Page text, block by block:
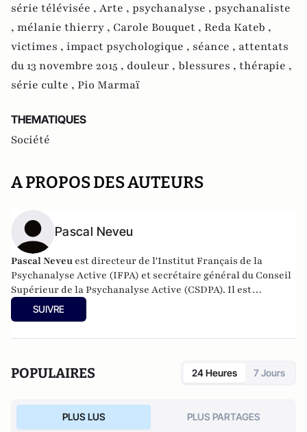
série télévisée , Arte , psychanalyse , psychanaliste
, mélanie thierry , Carole Bouquet , Reda Kateb ,
victimes , impact psychologique , séance , attentats
du 13 novembre 2015 , douleur , blessures , thérapie ,
série culte , Pio Marmaï
THEMATIQUES
Société
A PROPOS DES AUTEURS
Pascal Neveu
Pascal Neveu est directeur de l'Institut Français de la
Psychanalyse Active (IFPA) et secrétaire général du Conseil
Supérieur de la Psychanalyse Active (CSDPA). Il est
responsable national de la cellule de soutien psychologique
au sein de l’Œuvre des Pupilles Orphelins des Sapeurs-
SUIVRE
POPULAIRES 24 Heures 7 Jours
PLUS LUS PLUS PARTAGES